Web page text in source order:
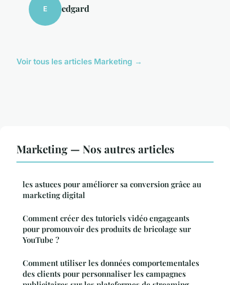
E edgard
Voir tous les articles Marketing →
Marketing — Nos autres articles
les astuces pour améliorer sa conversion grâce au
marketing digital
Comment créer des tutoriels vidéo engageants
pour promouvoir des produits de bricolage sur
YouTube ?
Comment utiliser les données comportementales
des clients pour personnaliser les campagnes